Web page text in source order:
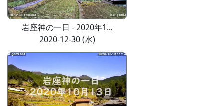
岩座神の一日 - 2020年1...
2020-12-30 (水)